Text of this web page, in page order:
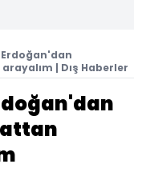
| Dış Haberler